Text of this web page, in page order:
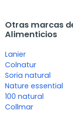
Otras marcas
Alimenticios
Lanier
Colnatur
Soria natural
Nature essential
100 natural
Collmar